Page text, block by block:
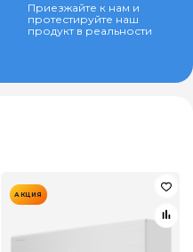
Приезжайте к нам и
протестируйте наш
продукт в реальности
АКЦИЯ